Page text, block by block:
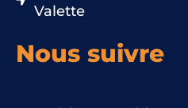
Valette
Nous suivre